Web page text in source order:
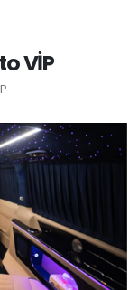
VİP